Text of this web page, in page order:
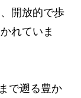
開放的で歩
れていま
で遡る豊か